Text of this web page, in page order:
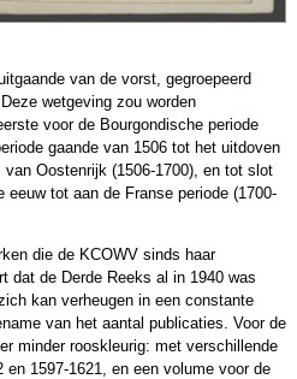
van de vorst, gegroepeerd
wetgeving zou worden
voor de Bourgondische periode
gaande van 1506 tot het uitdoven
Oostenrijk (1506-1700), en tot slot
eeuw tot aan de Franse periode (1700-
die de KCOWV sinds haar
dat de Derde Reeks al in 1940 was
kan verheugen in een constante
van het aantal publicaties. Voor de
minder rooskleurig: met verschillende
en 1597-1621, en een volume voor de